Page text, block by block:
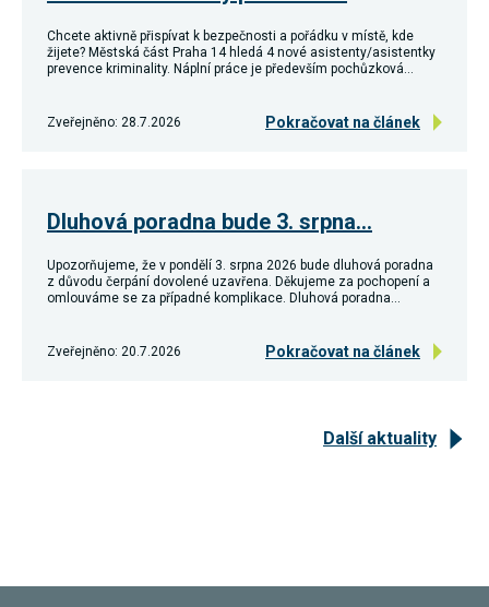
Chcete aktivně přispívat k bezpečnosti a pořádku v místě, kde
žijete? Městská část Praha 14 hledá 4 nové asistenty/asistentky
prevence kriminality. Náplní práce je především pochůzková…
Zveřejněno: 28.7.2026 Pokračovat na článek
Dluhová poradna bude 3. srpna…
Upozorňujeme, že v pondělí 3. srpna 2026 bude dluhová poradna
z důvodu čerpání dovolené uzavřena. Děkujeme za pochopení a
omlouváme se za případné komplikace. Dluhová poradna…
Zveřejněno: 20.7.2026 Pokračovat na článek
Další aktuality
příjemcem obsahů
a reklam
přizpůsobených